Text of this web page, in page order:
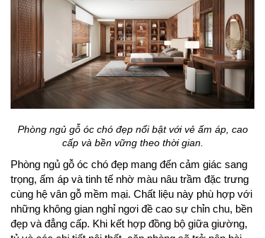
Phòng ngủ gỗ óc chó đẹp nổi bật với vẻ ấm áp, cao
cấp và bền vững theo thời gian.
Phòng ngủ gỗ óc chó đẹp mang đến cảm giác sang
trọng, ấm áp và tinh tế nhờ màu nâu trầm đặc trưng
cùng hệ vân gỗ mềm mại. Chất liệu này phù hợp với
những không gian nghỉ ngơi đề cao sự chỉn chu, bền
đẹp và đẳng cấp. Khi kết hợp đồng bộ giữa giường,